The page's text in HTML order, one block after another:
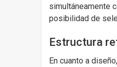
simultáneamente
posibilidad de
Estructura
En cuanto a